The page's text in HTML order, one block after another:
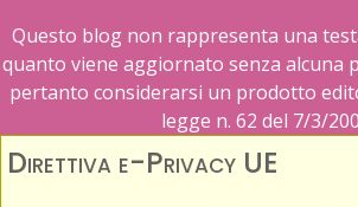
Questo blog non rappresenta una
quanto viene aggiornato senza alcuna
pertanto considerarsi un prodotto
legge n. 62 del 7/3/
Direttiva e-Privacy UE